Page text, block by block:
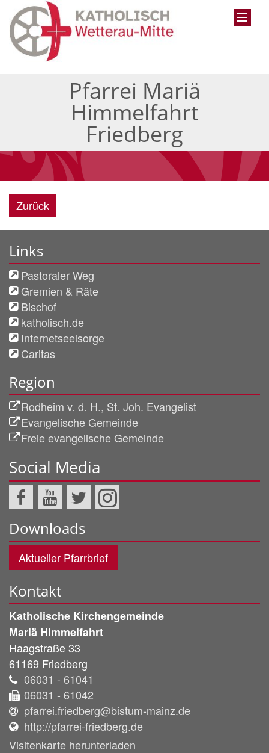
Pfarrei Mariä
Himmelfahrt
Friedberg
Zurück
Links
Pastoraler Weg
Gremien & Räte
Bischof
katholisch.de
Internetseelsorge
Caritas
Region
Rodheim v. d. H., St. Joh. Evangelist
Evangelische Gemeinde
Freie evangelische Gemeinde
Social Media
Downloads
Aktueller Pfarrbrief
Kontakt
Katholische Kirchengemeinde
Mariä Himmelfahrt
Haagstraße 33
61169 Friedberg
06031 - 61041
06031 - 61042
pfarrei.friedberg@bistum-mainz.de
http://pfarrei-friedberg.de
Visitenkarte herunterladen